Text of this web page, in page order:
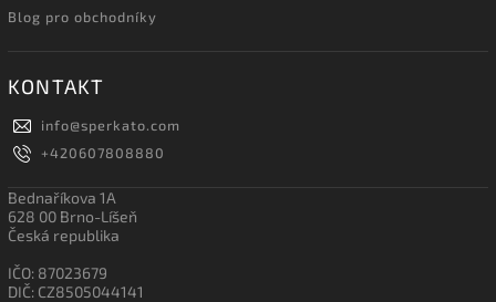
Blog pro obchodníky
KONTAKT
info@sperkato.com
+420607808880
Bednaříkova 1A
628 00 Brno-Líšeň
Česká republika
IČO: 87023679
DIČ: CZ8505044141